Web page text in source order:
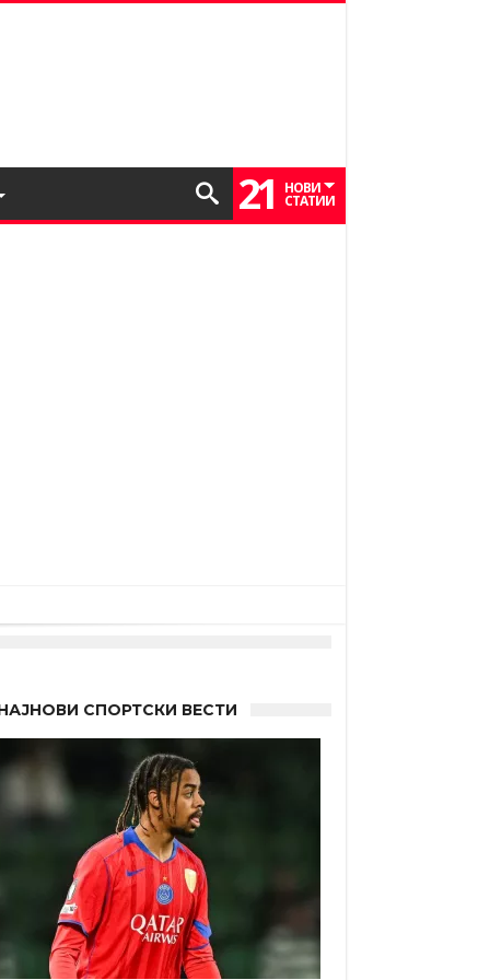
21 НОВИ
СТАТИИ
СПОРТСКИ ВЕСТИ